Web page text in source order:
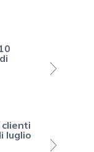
clienti
luglio